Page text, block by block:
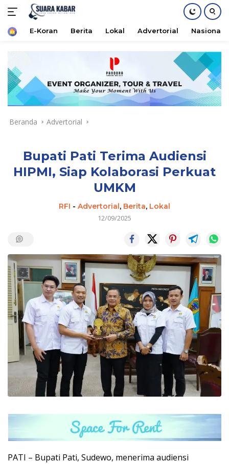
konten
HomeE-Koran Berita Lokal Advertorial Nasional
Beranda Advertorial
Bupati Pati Terima Audiensi
HIPMI, Siap Kolaborasi Perkuat
UMKM
RFI - Advertorial, Berita, Lokal
12/09/2025
PATI – Bupati Pati, Sudewo, menerima audiensi